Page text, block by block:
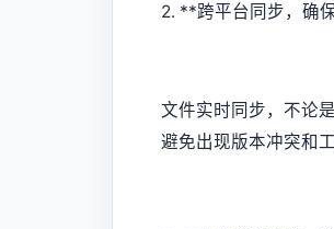
2. **跨平台同步，确
文件实时同步，不论
避免出现版本冲突和工